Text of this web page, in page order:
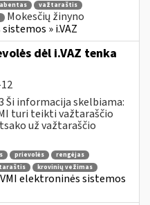
važtaraštis
Mokesčių žinyno
» i.VAZ
dėl i.VAZ tenka
Ši informacija skelbiama:
turi teikti važtaraščio
už važtaraščio
prievolės
rengėjas
krovinių vežimas
VMI elektroninės sistemos